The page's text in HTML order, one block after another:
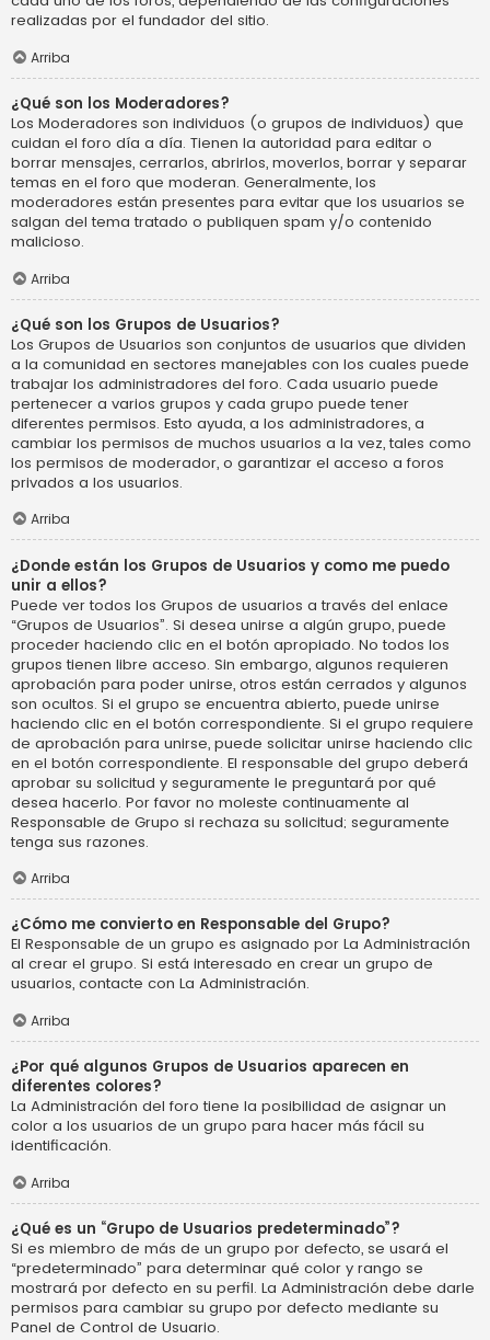
realizadas por el fundador del sitio.
Arriba
¿Qué son los Moderadores?
Los Moderadores son individuos (o grupos de individuos) que
cuidan el foro día a día. Tienen la autoridad para editar o
borrar mensajes, cerrarlos, abrirlos, moverlos, borrar y separar
temas en el foro que moderan. Generalmente, los
moderadores están presentes para evitar que los usuarios se
salgan del tema tratado o publiquen spam y/o contenido
malicioso.
Arriba
¿Qué son los Grupos de Usuarios?
Los Grupos de Usuarios son conjuntos de usuarios que dividen
a la comunidad en sectores manejables con los cuales puede
trabajar los administradores del foro. Cada usuario puede
pertenecer a varios grupos y cada grupo puede tener
diferentes permisos. Esto ayuda, a los administradores, a
cambiar los permisos de muchos usuarios a la vez, tales como
los permisos de moderador, o garantizar el acceso a foros
privados a los usuarios.
Arriba
¿Donde están los Grupos de Usuarios y como me puedo
unir a ellos?
Puede ver todos los Grupos de usuarios a través del enlace
“Grupos de Usuarios”. Si desea unirse a algún grupo, puede
proceder haciendo clic en el botón apropiado. No todos los
grupos tienen libre acceso. Sin embargo, algunos requieren
aprobación para poder unirse, otros están cerrados y algunos
son ocultos. Si el grupo se encuentra abierto, puede unirse
haciendo clic en el botón correspondiente. Si el grupo requiere
de aprobación para unirse, puede solicitar unirse haciendo clic
en el botón correspondiente. El responsable del grupo deberá
aprobar su solicitud y seguramente le preguntará por qué
desea hacerlo. Por favor no moleste continuamente al
Responsable de Grupo si rechaza su solicitud; seguramente
tenga sus razones.
Arriba
¿Cómo me convierto en Responsable del Grupo?
El Responsable de un grupo es asignado por La Administración
al crear el grupo. Si está interesado en crear un grupo de
usuarios, contacte con La Administración.
Arriba
¿Por qué algunos Grupos de Usuarios aparecen en
diferentes colores?
La Administración del foro tiene la posibilidad de asignar un
color a los usuarios de un grupo para hacer más fácil su
identificación.
Arriba
¿Qué es un “Grupo de Usuarios predeterminado”?
Si es miembro de más de un grupo por defecto, se usará el
“predeterminado” para determinar qué color y rango se
mostrará por defecto en su perfil. La Administración debe darle
permisos para cambiar su grupo por defecto mediante su
Panel de Control de Usuario.